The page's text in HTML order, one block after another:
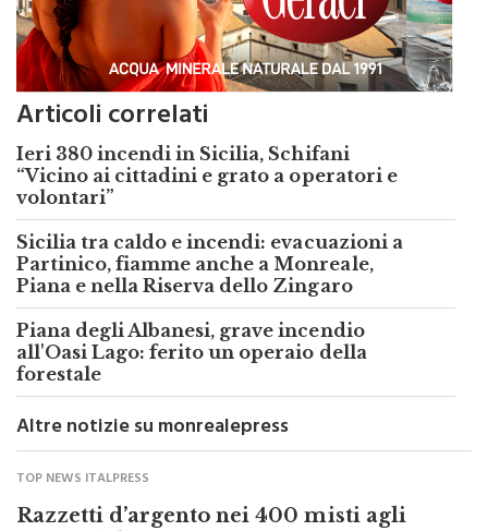
Articoli correlati
Ieri 380 incendi in Sicilia, Schifani
“Vicino ai cittadini e grato a operatori e
volontari”
Sicilia tra caldo e incendi: evacuazioni a
Partinico, fiamme anche a Monreale,
Piana e nella Riserva dello Zingaro
Piana degli Albanesi, grave incendio
all'Oasi Lago: ferito un operaio della
forestale
Altre notizie su monrealepress
TOP NEWS ITALPRESS